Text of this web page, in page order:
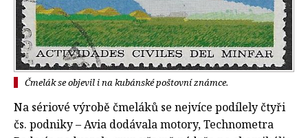
Čmelák se objevil i na kubánské poštovní známce.
Na sériové výrobě čmeláků se nejvíce podílely čtyři
čs. podniky – Avia dodávala motory, Technometra